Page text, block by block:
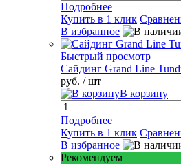
Подробнее
Купить в 1 клик
В избранное
Быстрый просмотр
Сайдинг Grand Line
руб. / шт
В корзину
Подробнее
Купить в 1 клик
В избранное
Рекомендуем